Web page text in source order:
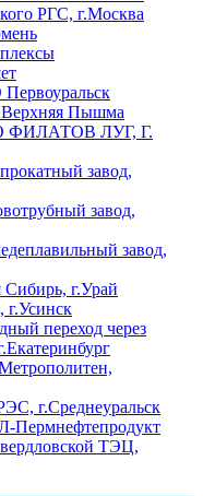
РГС, г.Москва
Пышма
ЛУГ, Г.
завод,
завод,
завод,
г.Урай
г.Усинск
переход через
г.Среднеуральск
Пермнефтепродукт
ТЭЦ,